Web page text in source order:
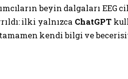
beyin dalgaları EEG
ilki yalnızca ChatGPT
kendi bilgi ve